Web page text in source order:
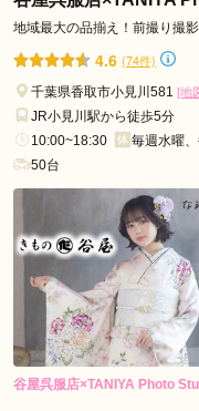
地域最大の品揃え！前撮り撮
4.6 (74件)
千葉県香取市小見川581 [地
JR小見川駅から徒歩5分
10:00~18:30
毎週水曜
50台
谷屋呉服店×TANIYA Photo